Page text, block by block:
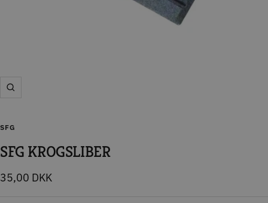
Zoom
SFG
SFG KROGSLIBER
Tilbudspris
35,00 DKK